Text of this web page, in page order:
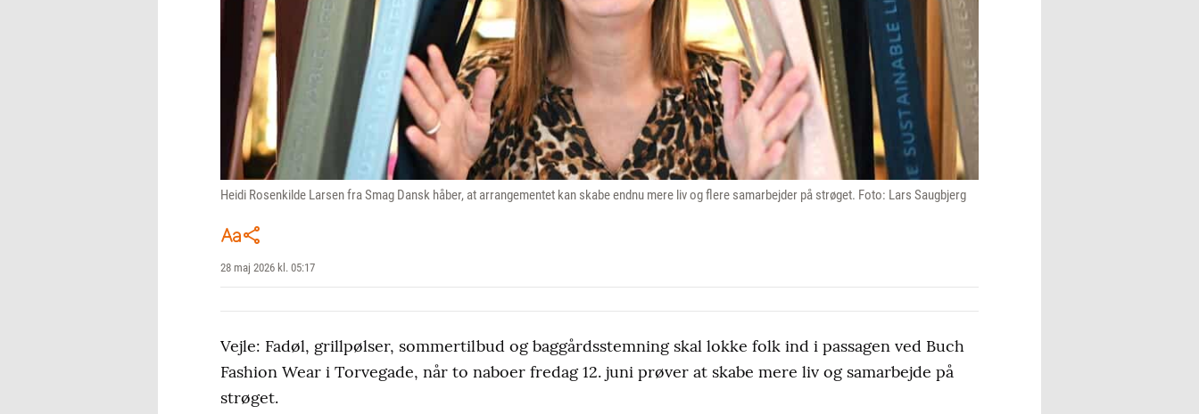
Heidi Rosenkilde Larsen fra Smag Dansk håber, at arrangementet kan skabe endnu mere liv og flere samarbejder på strøget. Foto: Lars Saugbjerg
28 maj 2026 kl. 05:17
Vejle: Fadøl, grillpølser, sommertilbud og baggårdsstemning skal lokke folk ind i passagen ved Buch
Fashion Wear i Torvegade, når to naboer fredag 12. juni prøver at skabe mere liv og samarbejde på
strøget.